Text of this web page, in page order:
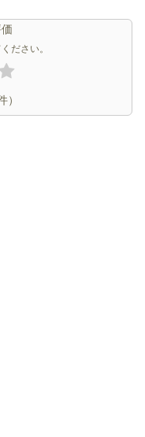
ださい。
）